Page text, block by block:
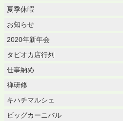
夏季休暇
お知らせ
2020年新年会
タピオカ店行列
仕事納め
禅研修
キハチマルシェ
ビッグカーニバル